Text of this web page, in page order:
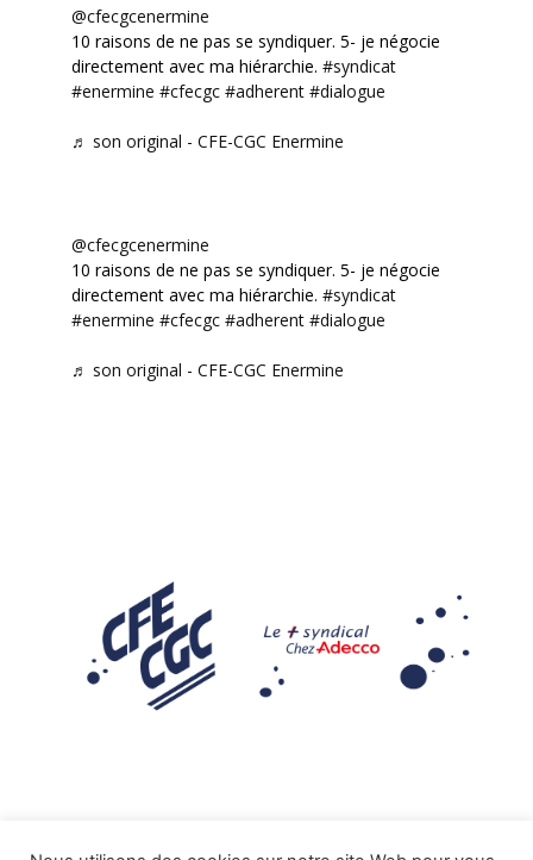
@cfecgcenermine
10 raisons de ne pas se syndiquer. 5- je négocie
directement avec ma hiérarchie. #syndicat
#enermine #cfecgc #adherent #dialogue
♬ son original - CFE-CGC Enermine
@cfecgcenermine
10 raisons de ne pas se syndiquer. 5- je négocie
directement avec ma hiérarchie. #syndicat
#enermine #cfecgc #adherent #dialogue
♬ son original - CFE-CGC Enermine